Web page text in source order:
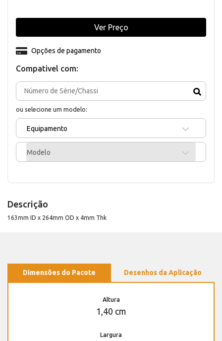
Compativel com:
ou selecione um modelo:
Equipamento
Modelo
Opções de pagamento
Ver Preço
Descrição
163mm ID x 264mm OD x 4mm Thk
Dimensões do Pacote Desenhos da Aplicação
Altura
1,40 cm
Largura